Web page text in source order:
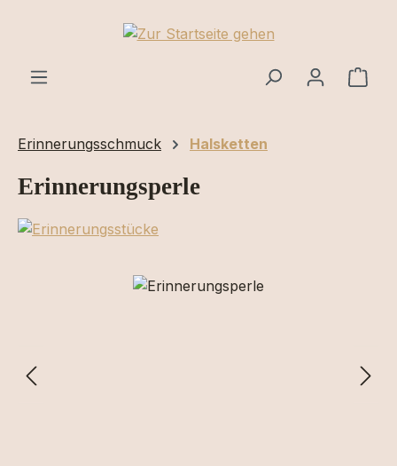
Zum Hauptinhalt springen
Erinnerungsschmuck Halsketten
Erinnerungsperle
Bildergalerie überspringen